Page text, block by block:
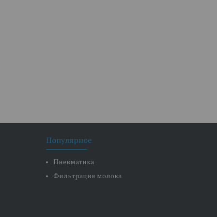
Популярное
Пневматика
Фильтрация молока